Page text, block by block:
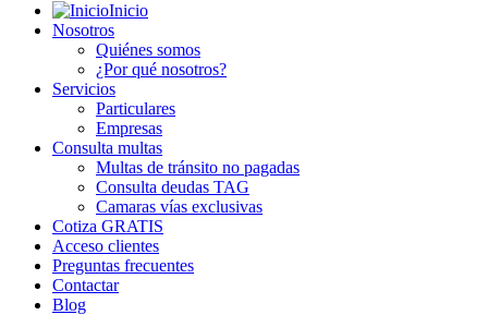
Inicio
Nosotros
Quiénes somos
¿Por qué nosotros?
Servicios
Particulares
Empresas
Consulta multas
Multas de tránsito no pagadas
Consulta deudas TAG
Camaras vías exclusivas
Cotiza GRATIS
Acceso clientes
Preguntas frecuentes
Contactar
Blog